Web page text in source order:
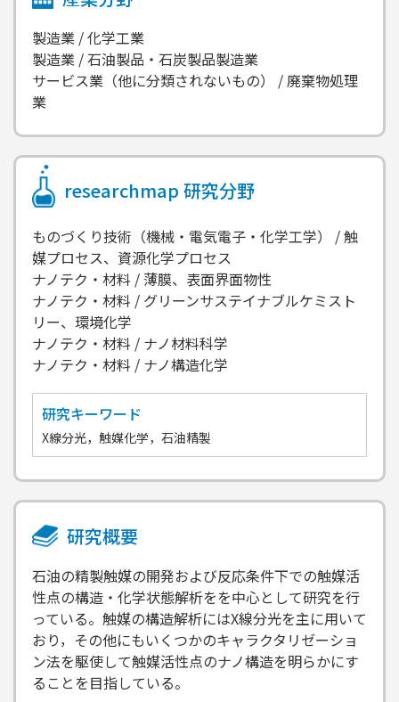
製造業 / 化学工業
製造業 / 石油製品・石炭製品製造業
サービス業（他に分類されないもの） / 廃棄物処理
業
researchmap 研究分野
ものづくり技術（機械・電気電子・化学工学） / 触
媒プロセス、資源化学プロセス
ナノテク・材料 / 薄膜、表面界面物性
ナノテク・材料 / グリーンサステイナブルケミスト
リー、環境化学
ナノテク・材料 / ナノ材料科学
ナノテク・材料 / ナノ構造化学
研究キーワード
X線分光，触媒化学，石油精製
研究概要
石油の精製触媒の開発および反応条件下での触媒活
性点の構造・化学状態解析をを中心として研究を行
っている。触媒の構造解析にはX線分光を主に用いて
おり，その他にもいくつかのキャラクタリゼーショ
ン法を駆使して触媒活性点のナノ構造を明らかにす
ることを目指している。